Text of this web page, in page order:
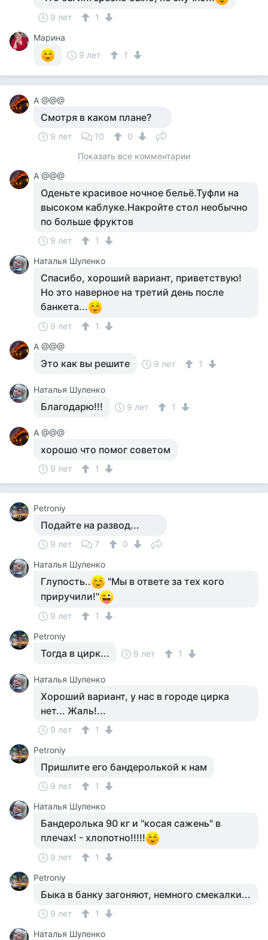
9 лет
1
Марина
9 лет
1
A @@@
Смотря в каком плане?
9 лет 10
0
Показать все комментарии
A @@@
Оденьте красивое ночное бельё.Туфли на
высоком каблуке.Накройте стол необычно
по больше фруктов
9 лет
1
Наталья Шуленко
Спасибо, хороший вариант, приветствую!
Но это наверное на третий день после
банкета...
9 лет
1
A @@@
Это как вы решите 9 лет 1
Наталья Шуленко
Благодарю!!! 9 лет 1
A @@@
хорошо что помог советом
9 лет 1
Petroniy
Подайте на развод...
9 лет 7
0
Наталья Шуленко
Глупость..
"Мы в ответе за тех кого
приручили!"
9 лет
1
Petroniy
Тогда в цирк... 9 лет 1
Наталья Шуленко
Хороший вариант, у нас в городе цирка
нет... Жаль!...
9 лет
1
Petroniy
Пришлите его бандеролькой к нам
9 лет
1
Наталья Шуленко
Бандеролька 90 кг и "косая сажень" в
плечах! - хлопотно!!!!!
9 лет
1
Petroniy
Быка в банку загоняют, немного смекалки...
9 лет
1
Наталья Шуленко